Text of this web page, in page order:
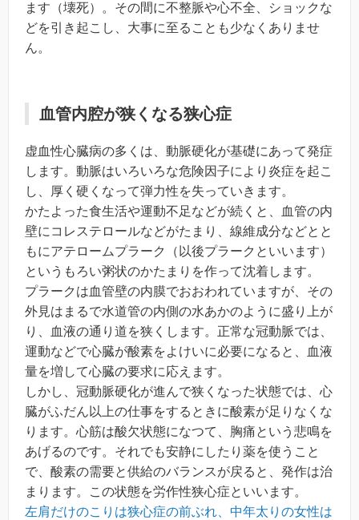
ます（壊死）。その間に不整脈や心不全、ショックな
どを引き起こし、大事に至ることも少なくありませ
ん。
血管内腔が狭くなる狭心症
虚血性心臓病の多くは、動脈硬化が基礎にあって発症
します。動脈はいろいろな危険因子により炎症を起こ
し、厚く硬くなって弾力性を失っていきます。
かたよった食生活や運動不足などが続くと、血管の内
壁にコレステロールなどがたまり、線維成分などとと
もにアテロームプラーク（以後プラークといいます）
というもろい粥状のかたまりを作って沈着します。
プラークは血管壁の内膜でおおわれていますが、その
外見はまるで水道管の内側の水あかのように盛り上が
り、血液の通り道を狭くします。正常な冠動脈では、
運動などで心臓が酸素をよけいに必要になると、血液
量を増して心臓の要求に応えます。
しかし、冠動脈硬化が進んで狭くなった状態では、心
臓がふだん以上の仕事をするときに酸素が足りなくな
ります。心筋は酸欠状態になつて、胸痛という悲鳴を
あげるのです。それでも安静にしたり薬を使うこと
で、酸素の需要と供給のバランスが戻ると、発作は治
まります。この状態を労作性狭心症といいます。
左肩だけのこりは狭心症の前ぶれ、中年太りの女性は